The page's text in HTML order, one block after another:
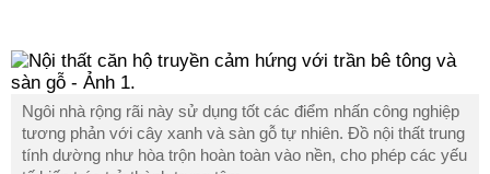
Ngôi nhà rộng rãi này sử dụng tốt các điểm nhấn công nghiệp
tương phản với cây xanh và sàn gỗ tự nhiên. Đồ nội thất trung
tính dường như hòa trộn hoàn toàn vào nền, cho phép các yếu